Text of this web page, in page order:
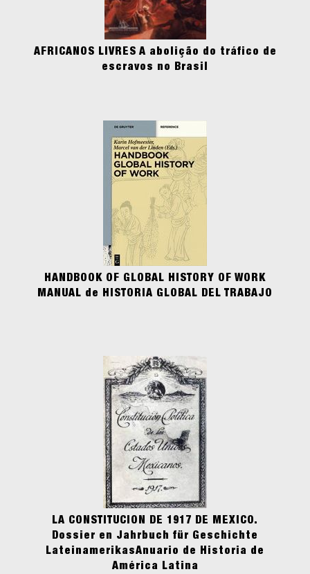
AFRICANOS LIVRES A abolição do tráfico de
escravos no Brasil
HANDBOOK OF GLOBAL HISTORY OF WORK
MANUAL de HISTORIA GLOBAL DEL TRABAJO
LA CONSTITUCION DE 1917 DE MEXICO.
Dossier en Jahrbuch für Geschichte
LateinamerikasAnuario de Historia de
América Latina